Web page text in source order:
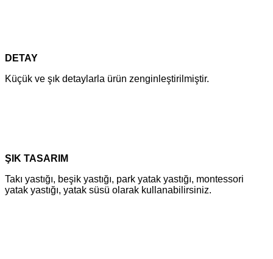
DETAY
Küçük ve şık detaylarla ürün zenginleştirilmiştir.
ŞIK TASARIM
Takı yastığı, beşik yastığı, park yatak yastığı, montessori
yatak yastığı, yatak süsü olarak kullanabilirsiniz.